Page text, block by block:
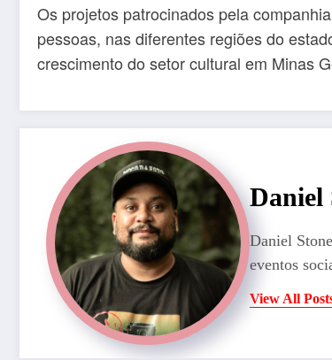
Os projetos patrocinados pela
pessoas, nas diferentes regiões do
crescimento do setor cultural em Minas
Daniel
Daniel
eventos
View All